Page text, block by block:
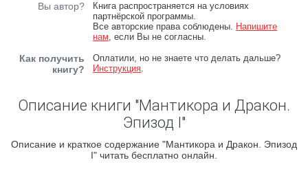
Вы автор?
Книга распространяется на условиях
партнёрской программы.
Все авторские права соблюдены. Напишите
нам, если Вы не согласны.
Как получить
книгу?
Оплатили, но не знаете что делать дальше?
Инструкция.
Описание книги "Мантикора и Дракон.
Эпизод I"
Описание и краткое содержание "Мантикора и Дракон. Эпизод
I" читать бесплатно онлайн.